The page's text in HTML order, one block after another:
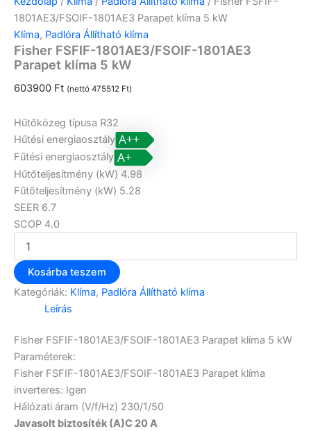
1801AE3/FSOIF-1801AE3 Parapet klíma 5 kW
Klíma, Padlóra Állítható klíma
Fisher FSFIF-1801AE3/FSOIF-1801AE3
Parapet klíma 5 kW
603900 Ft (nettó 475512 Ft)
Hűtőközeg típusa R32
Hűtési energiaosztály
Fűtési energiaosztály
Hűtőteljesítmény (kW) 4.98
Fűtőteljesítmény (kW) 5.28
SEER 6.7
SCOP 4.0
Kosárba teszem
Kategóriák: Klíma, Padlóra Állítható klíma
Leírás
Fisher FSFIF-1801AE3/FSOIF-1801AE3 Parapet klíma 5 kW
Paraméterek:
Fisher FSFIF-1801AE3/FSOIF-1801AE3 Parapet klíma
inverteres: Igen
Hálózati áram (V/f/Hz) 230/1/50
Javasolt biztosíték (A)C 20 A